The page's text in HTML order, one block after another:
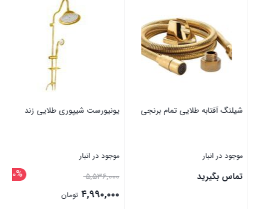
شیلنگ آفتابه طلایی تمام برنجی
موجود در انبار
تماس بگیرید
یونیورست شیپوری طلایی زند
موجود در انبار
10% ۵,۵۳۶,۰۰۰
۴,۹۹۰,۰۰۰ تومان